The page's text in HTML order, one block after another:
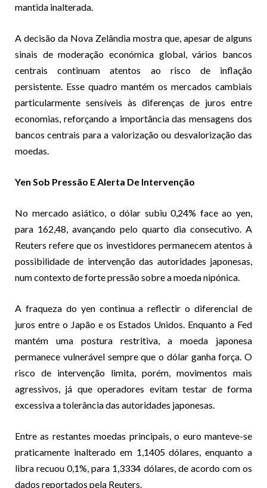
mantida inalterada.
A decisão da Nova Zelândia mostra que, apesar de alguns
sinais de moderação económica global, vários bancos
centrais continuam atentos ao risco de inflação
persistente. Esse quadro mantém os mercados cambiais
particularmente sensíveis às diferenças de juros entre
economias, reforçando a importância das mensagens dos
bancos centrais para a valorização ou desvalorização das
moedas.
Yen Sob Pressão E Alerta De Intervenção
No mercado asiático, o dólar subiu 0,24% face ao yen,
para 162,48, avançando pelo quarto dia consecutivo. A
Reuters refere que os investidores permanecem atentos à
possibilidade de intervenção das autoridades japonesas,
num contexto de forte pressão sobre a moeda nipónica.
A fraqueza do yen continua a reflectir o diferencial de
juros entre o Japão e os Estados Unidos. Enquanto a Fed
mantém uma postura restritiva, a moeda japonesa
permanece vulnerável sempre que o dólar ganha força. O
risco de intervenção limita, porém, movimentos mais
agressivos, já que operadores evitam testar de forma
excessiva a tolerância das autoridades japonesas.
Entre as restantes moedas principais, o euro manteve-se
praticamente inalterado em 1,1405 dólares, enquanto a
libra recuou 0,1%, para 1,3334 dólares, de acordo com os
dados reportados pela Reuters.